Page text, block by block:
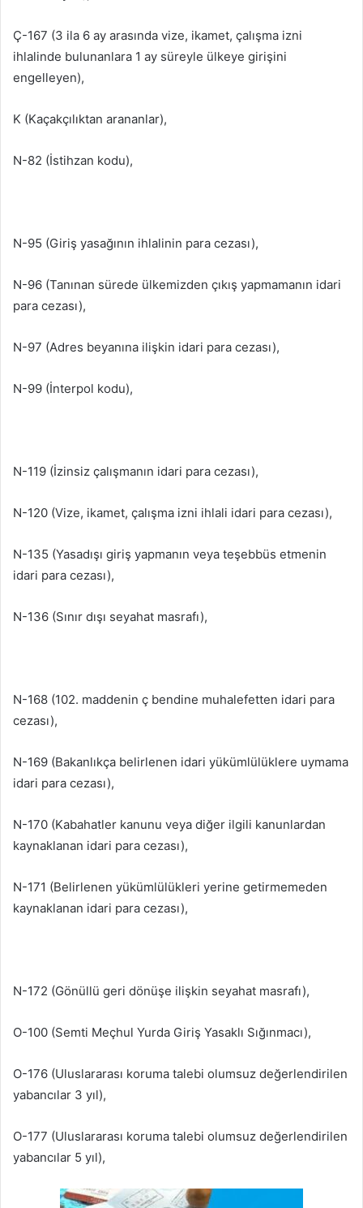
Ç-167 (3 ila 6 ay arasında vize, ikamet, çalışma izni
ihlalinde bulunanlara 1 ay süreyle ülkeye girişini
engelleyen),
K (Kaçakçılıktan arananlar),
N-82 (İstihzan kodu),
N-95 (Giriş yasağının ihlalinin para cezası),
N-96 (Tanınan sürede ülkemizden çıkış yapmamanın idari
para cezası),
N-97 (Adres beyanına ilişkin idari para cezası),
N-99 (İnterpol kodu),
N-119 (İzinsiz çalışmanın idari para cezası),
N-120 (Vize, ikamet, çalışma izni ihlali idari para cezası),
N-135 (Yasadışı giriş yapmanın veya teşebbüs etmenin
idari para cezası),
N-136 (Sınır dışı seyahat masrafı),
N-168 (102. maddenin ç bendine muhalefetten idari para
cezası),
N-169 (Bakanlıkça belirlenen idari yükümlülüklere uymama
idari para cezası),
N-170 (Kabahatler kanunu veya diğer ilgili kanunlardan
kaynaklanan idari para cezası),
N-171 (Belirlenen yükümlülükleri yerine getirmemeden
kaynaklanan idari para cezası),
N-172 (Gönüllü geri dönüşe ilişkin seyahat masrafı),
O-100 (Semti Meçhul Yurda Giriş Yasaklı Sığınmacı),
O-176 (Uluslararası koruma talebi olumsuz değerlendirilen
yabancılar 3 yıl),
O-177 (Uluslararası koruma talebi olumsuz değerlendirilen
yabancılar 5 yıl),